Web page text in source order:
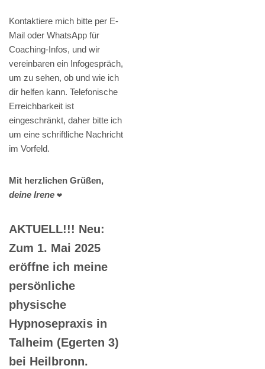
Kontaktiere mich bitte per E-
Mail oder WhatsApp für
Coaching-Infos, und wir
vereinbaren ein Infogespräch,
um zu sehen, ob und wie ich
dir helfen kann. Telefonische
Erreichbarkeit ist
eingeschränkt, daher bitte ich
um eine schriftliche Nachricht
im Vorfeld.
Mit herzlichen Grüßen,
deine Irene ❤️
AKTUELL!!! Neu:
Zum 1. Mai 2025
eröffne ich meine
persönliche
physische
Hypnosepraxis in
Talheim (Egerten 3)
bei Heilbronn.